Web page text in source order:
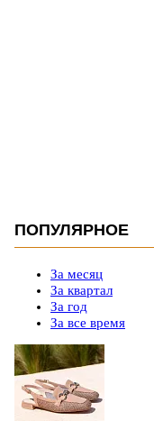
ПОПУЛЯРНОЕ
За месяц
За квартал
За год
За все время